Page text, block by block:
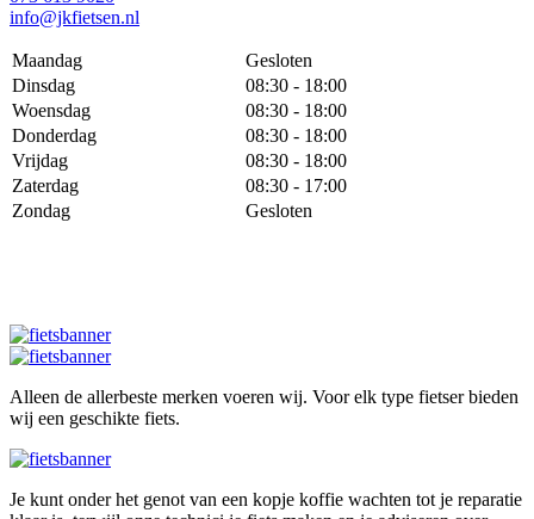
info@jkfietsen.nl
Maandag
Gesloten
Dinsdag
08:30 - 18:00
Woensdag
08:30 - 18:00
Donderdag
08:30 - 18:00
Vrijdag
08:30 - 18:00
Zaterdag
08:30 - 17:00
Zondag
Gesloten
Alleen de allerbeste merken voeren wij. Voor elk type fietser bieden
wij een geschikte fiets.
Je kunt onder het genot van een kopje koffie wachten tot je reparatie